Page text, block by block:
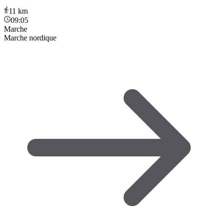
11 km
09:05
Marche
Marche nordique